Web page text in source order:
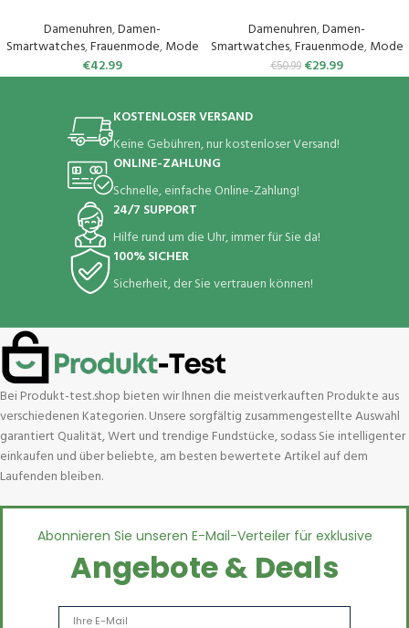
Menstruationszyklus, Pulsuhr,
Schlafmonitor, SpO2, IP68
Wasserdicht Schrittzähler
Fitness Tracker iOS Android
Damenuhren,Damen-
Smartwatches,Frauenmode,Mode
€42.99
Überwachung Pulsuhr
Schlafmonitor Schrittzähler Uhr
100+ Trainingsmodi Sportuhr
für Damen Herren Android iOS
Damenuhren,Damen-
Smartwatches,Frauenmode,Mode
€50.99 €29.99
KOSTENLOSER VERSAND
Keine Gebühren, nur kostenloser Versand!
ONLINE-ZAHLUNG
Schnelle, einfache Online-Zahlung!
24/7 SUPPORT
Hilfe rund um die Uhr, immer für Sie da!
100% SICHER
Sicherheit, der Sie vertrauen können!
Bei Produkt-test.shop bieten wir Ihnen die meistverkauften Produkte aus
verschiedenen Kategorien. Unsere sorgfältig zusammengestellte Auswahl
garantiert Qualität, Wert und trendige Fundstücke, sodass Sie intelligenter
einkaufen und über beliebte, am besten bewertete Artikel auf dem
Laufenden bleiben.
Abonnieren Sie unseren E-Mail-Verteiler für exklusive
Angebote & Deals